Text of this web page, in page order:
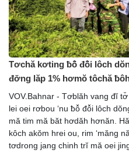
Tơchă kơting ƀô̆ đô̆i lôch
đơ̆ng lăp 1% hơmŏ tôchă
VOV.Bahnar - Tơblăh vang đĭ
lei oei rơbou ‘nu ƀô̆ đô̆i lôch
mă tim mă băt hơdăh hơnăn.
kôch akŏm hrei ou, rim ‘măng
tơdrong jang chinh trĭ mă oei